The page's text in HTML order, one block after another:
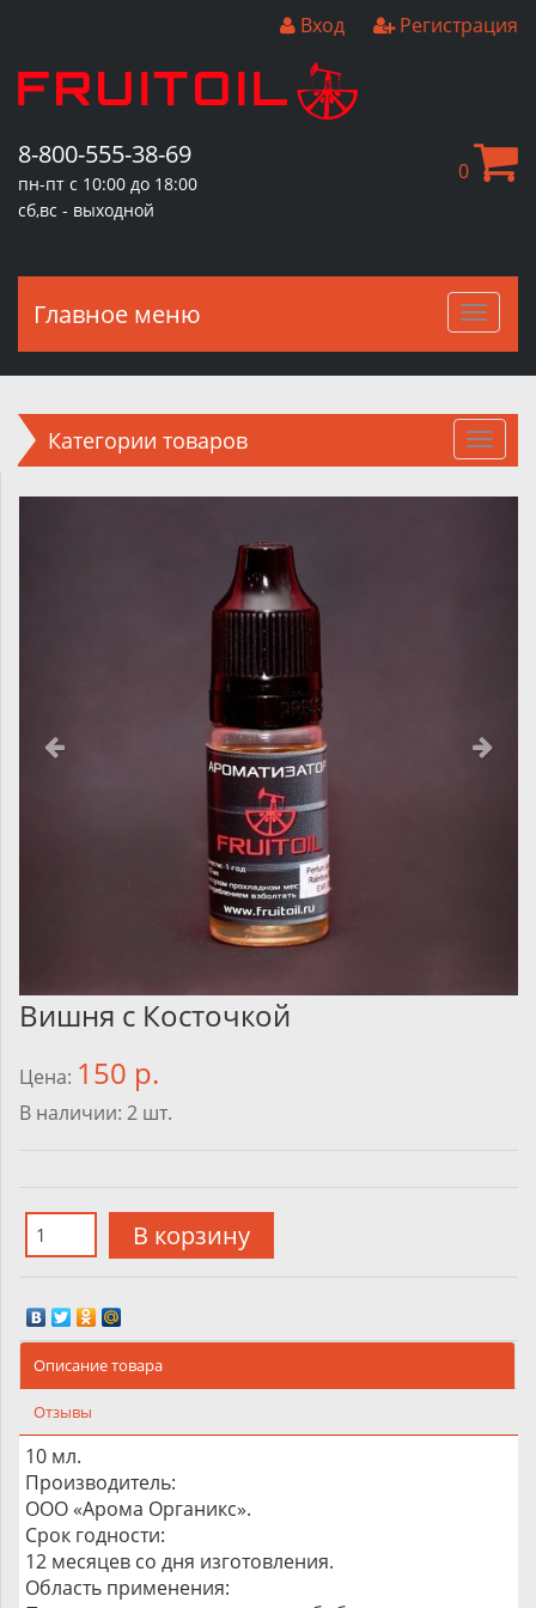
Вход Регистрация
8-800-555-38-69
пн-пт с 10:00 до 18:00
сб,вс - выходной
0
Главное меню
Категории товаров
Вишня с Косточкой
Цена: 150 р.
В наличии: 2 шт.
Описание товара
Отзывы
10 мл.
Производитель:
ООО «Арома Органикс».
Срок годности:
12 месяцев со дня изготовления.
Область применения: